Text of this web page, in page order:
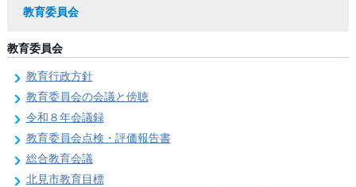
教育委員会
教育委員会
教育行政方針
教育委員会の会議と傍聴
令和８年会議録
教育委員会点検・評価報告書
総合教育会議
北見市教育目標